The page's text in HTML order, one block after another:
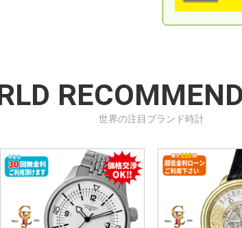
世界の注目ブランド時計